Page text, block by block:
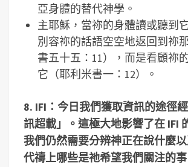
亞身體的替代神學。
主耶穌，當祢的身體讀或聽到
別容祢的話語空空地返回到祢
書五十五：11），而是看顧祢
它（耶利米書一：12）。
8. IFI ：今日我們獲取資訊的途徑
訊超載」。這極大地影響了在 IFI
我們仍然需要分辨神正在說什麼
代禱上哪些是祂希望我們關注的